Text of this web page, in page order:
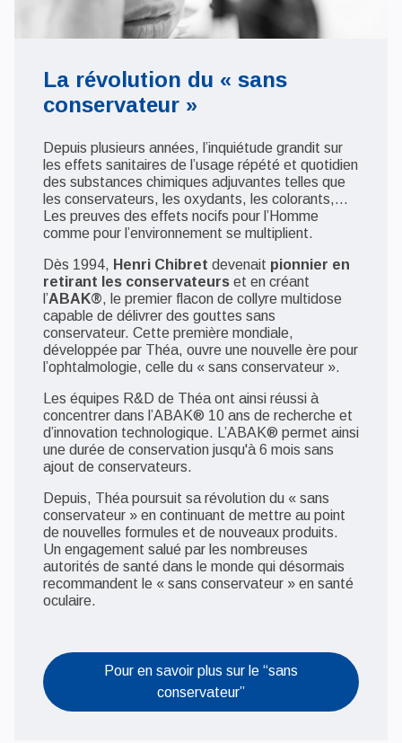
La révolution du « sans
conservateur »
Depuis plusieurs années, l’inquiétude grandit sur
les effets sanitaires de l’usage répété et quotidien
des substances chimiques adjuvantes telles que
les conservateurs, les oxydants, les colorants,…
Les preuves des effets nocifs pour l’Homme
comme pour l’environnement se multiplient.
Dès 1994, Henri Chibret devenait pionnier en
retirant les conservateurs et en créant
l’ABAK®, le premier flacon de collyre multidose
capable de délivrer des gouttes sans
conservateur. Cette première mondiale,
développée par Théa, ouvre une nouvelle ère pour
l’ophtalmologie, celle du « sans conservateur ».
Les équipes R&D de Théa ont ainsi réussi à
concentrer dans l’ABAK® 10 ans de recherche et
d’innovation technologique. L’ABAK® permet ainsi
une durée de conservation jusqu'à 6 mois sans
ajout de conservateurs.
Depuis, Théa poursuit sa révolution du « sans
conservateur » en continuant de mettre au point
de nouvelles formules et de nouveaux produits.
Un engagement salué par les nombreuses
autorités de santé dans le monde qui désormais
recommandent le « sans conservateur » en santé
oculaire.
Pour en savoir plus sur le “sans
conservateur”